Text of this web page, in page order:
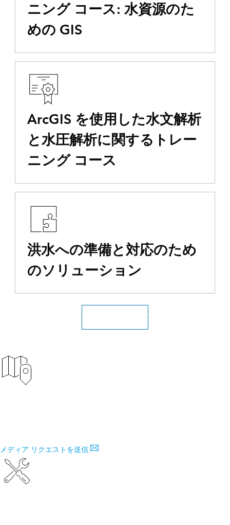
ニング コース: 水資源のた
めの GIS
ArcGIS を使用した水文解析
と水圧解析に関するトレー
ニング コース
洪水への準備と対応のため
のソリューション
洪水のリソース ハブ
メディア リクエストを送信